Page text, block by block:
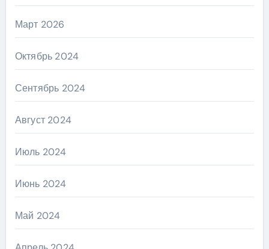
Март 2026
Октябрь 2024
Сентябрь 2024
Август 2024
Июль 2024
Июнь 2024
Май 2024